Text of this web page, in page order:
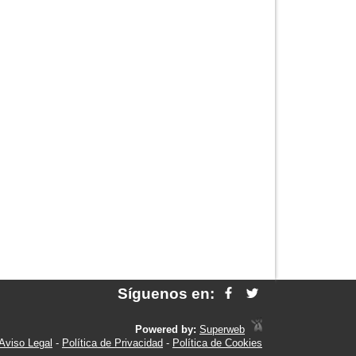
Síguenos en:
Powered by: Superweb
Legal - Política de Privacidad - Política de Cookies